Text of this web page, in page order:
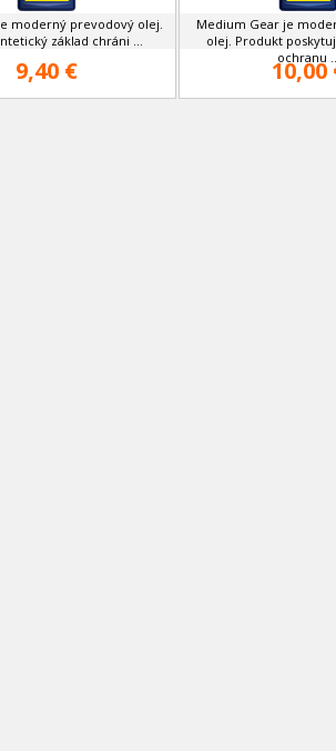
moderný prevodový olej.
základ chráni ...
9,40 €
Medium Gear je
olej. Produkt
ochranu
10,00